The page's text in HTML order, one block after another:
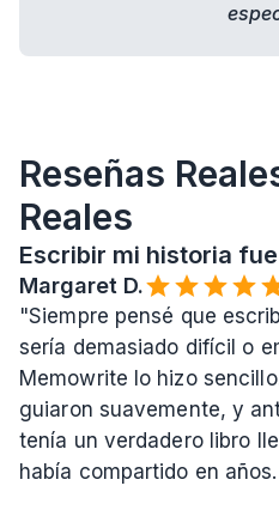
Reseñas
Reales
Escribir mi historia
Margaret D.
"Siempre pensé que
sería demasiado difícil o
Memowrite lo hizo
guiaron suavemente, y
tenía un verdadero libro
había compartido en